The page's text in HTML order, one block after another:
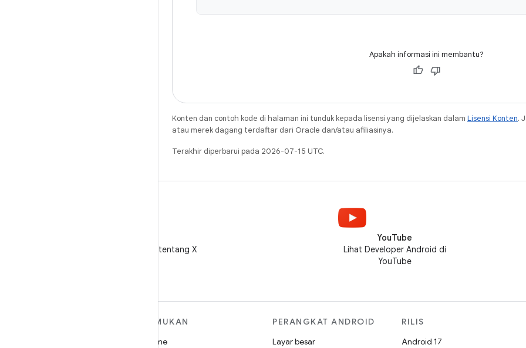
Apakah informasi ini membantu?
Konten dan contoh kode di halaman ini tunduk kepada lisensi yang dijelaskan dalam Lisensi Konten.
atau merek dagang terdaftar dari Oracle dan/atau afiliasinya.
Terakhir diperbarui pada 2026-07-15 UTC.
Ikuti @AndroidDev tentang X
YouTube
Lihat Developer Android di
YouTube
TEMUKAN
Game
PERANGKAT ANDROID
Layar besar
RILIS
Android 17